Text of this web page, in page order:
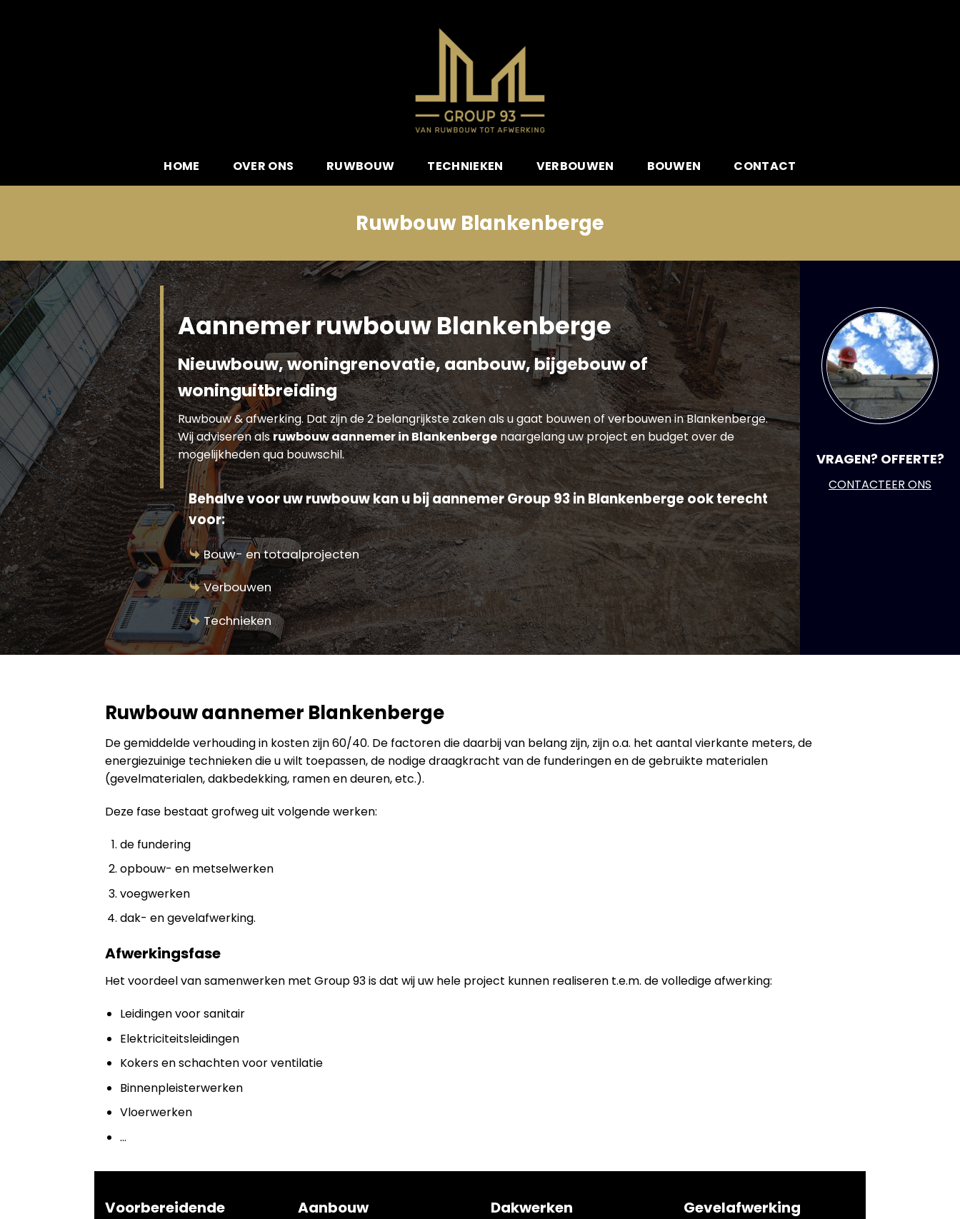
HOME OVER ONS RUWBOUW TECHNIEKEN VERBOUWEN BOUWEN CONTACT
Ruwbouw Blankenberge
Aannemer ruwbouw Blankenberge
Nieuwbouw, woningrenovatie, aanbouw, bijgebouw of
woninguitbreiding
Ruwbouw & afwerking. Dat zijn de 2 belangrijkste zaken als u gaat bouwen of verbouwen in Blankenberge.
Wij adviseren alsruwbouw aannemer in Blankenberge naargelang uw project en budget over de
mogelijkheden qua bouwschil.
Behalve voor uw ruwbouw kan u bij aannemer Group 93 in Blankenberge ook terecht
voor:
Bouw- en totaalprojecten
Verbouwen
Technieken
VRAGEN? OFFERTE?
CONTACTEER ONS
Ruwbouw aannemer Blankenberge
De gemiddelde verhouding in kosten zijn 60/40. De factoren die daarbij van belang zijn, zijn o.a. het aantal vierkante meters, de
energiezuinige technieken die u wilt toepassen, de nodige draagkracht van de funderingen en de gebruikte materialen
(gevelmaterialen, dakbedekking, ramen en deuren, etc.).
Deze fase bestaat grofweg uit volgende werken:
de fundering
opbouw- en metselwerken
voegwerken
dak- en gevelafwerking.
Afwerkingsfase
Het voordeel van samenwerken met Group 93 is dat wij uw hele project kunnen realiseren t.e.m. de volledige afwerking:
Leidingen voor sanitair
Elektriciteitsleidingen
Kokers en schachten voor ventilatie
Binnenpleisterwerken
Vloerwerken
…
Voorbereidende
Aanbouw Dakwerken Gevelafwerking